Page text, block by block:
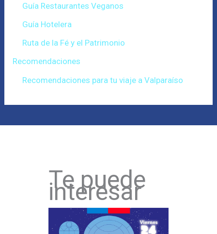
Guía Restaurantes Veganos
Guía Hotelera
Ruta de la Fé y el Patrimonio
Recomendaciones
Recomendaciones para tu viaje a Valparaíso
Te puede
interesar